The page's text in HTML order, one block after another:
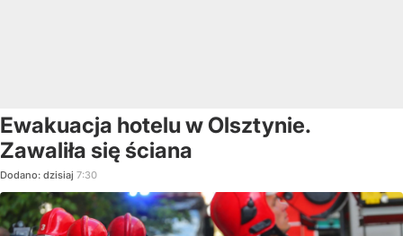
Ewakuacja hotelu w Olsztynie.
Zawaliła się ściana
Dodano: dzisiaj 7:30